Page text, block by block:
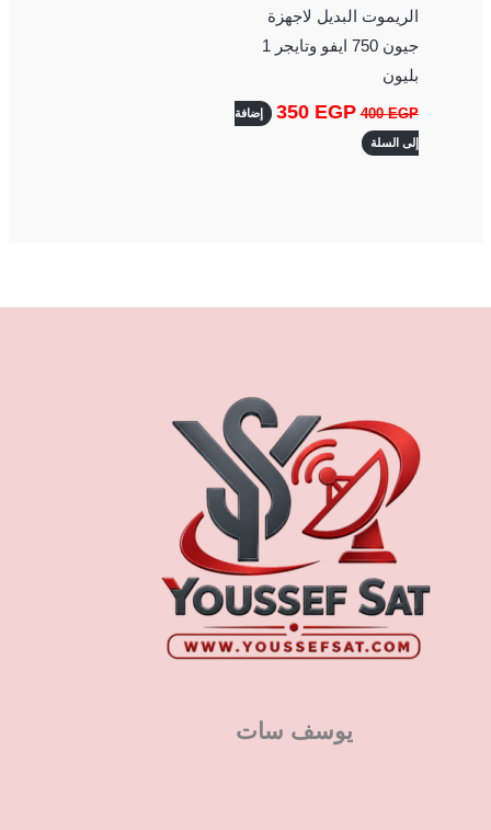
الريموت البديل لاجهزة
جيون 750 ايفو وتايجر 1
بليون
400EGP
350 EGP إضافة
إلى السلة
يوسف سات